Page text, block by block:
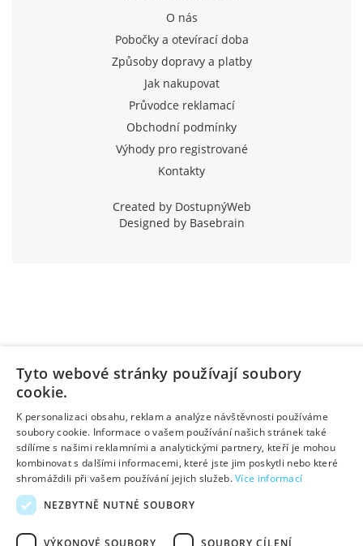
O nás
Pobočky a otevírací doba
Způsoby dopravy a platby
Jak nakupovat
Průvodce reklamací
Obchodní podmínky
Výhody pro registrované
Kontakty
Created by DostupnýWeb
Designed by Basebrain
Tyto webové stránky používají soubory
cookie.
K personalizaci obsahu, reklam a analýze návštěvnosti používáme
soubory cookie. Informace o vašem používání našich stránek také
sdílíme s našimi reklamními a analytickými partnery, kteří je mohou
kombinovat s dalšími informacemi, které jste jim poskytli nebo které
shromáždili při vašem používání jejich služeb.Více informací
NEZBYTNĚ NUTNÉ SOUBORY
VÝKONOVÉ SOUBORY SOUBORY CÍLENÍ